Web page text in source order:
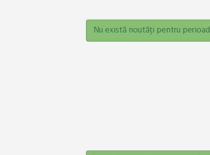
Nu există noutăți pentru